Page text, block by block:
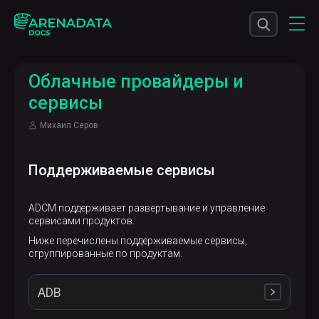
Облачные провайдеры и
сервисы
Михаил Серов
Поддерживаемые сервисы
ADCM поддерживает развертывание и управление
сервисами продуктов.
Ниже перечислены поддерживаемые сервисы,
сгруппированные по продуктам.
ADB